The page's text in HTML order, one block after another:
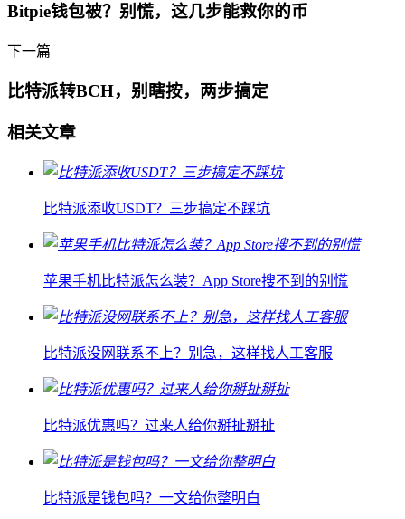
Bitpie钱包被？别慌，这几步能救你的币
下一篇
比特派转BCH，别瞎按，两步搞定
相关文章
比特派添收USDT？三步搞定不踩坑
苹果手机比特派怎么装？App Store搜不到的别慌
比特派没网联系不上？别急，这样找人工客服
比特派优惠吗？过来人给你掰扯掰扯
比特派是钱包吗？一文给你整明白